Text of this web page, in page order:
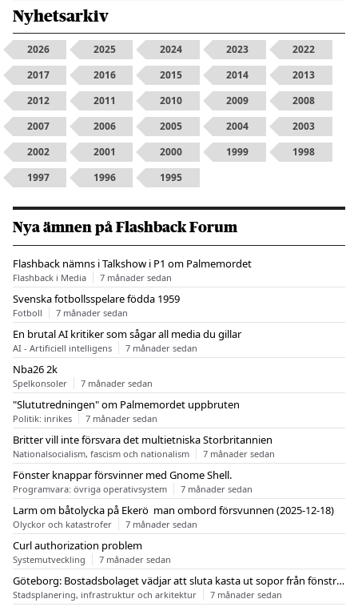
Nyhetsarkiv
2026 2025 2024 2023
2022
2017
2016 2015 2014
2013
2012
2011 2010 2009
2008
2007
2006 2005 2004
2003
2002
2001 2000 1999
1998
1997
1996 1995
Nya ämnen på Flashback Forum
Flashback nämns i Talkshow i P1 om Palmemordet
Flashback i Media 7 månader sedan
Svenska fotbollsspelare födda 1959
Fotboll 7 månader sedan
En brutal AI kritiker som sågar all media du gillar
AI - Artificiell intelligens 7 månader sedan
Nba26 2k
Spelkonsoler 7 månader sedan
"Slututredningen" om Palmemordet uppbruten
Politik: inrikes 7 månader sedan
Britter vill inte försvara det multietniska Storbritannien
Nationalsocialism, fascism och nationalism 7 månader sedan
Fönster knappar försvinner med Gnome Shell.
Programvara: övriga operativsystem 7 månader sedan
Larm om båtolycka på Ekerö  man ombord försvunnen (2025-12-18)
Olyckor och katastrofer 7 månader sedan
Curl authorization problem
Systemutveckling 7 månader sedan
Göteborg: Bostadsbolaget vädjar att sluta kasta ut sopor från fönstren
Stadsplanering, infrastruktur och arkitektur 7 månader sedan